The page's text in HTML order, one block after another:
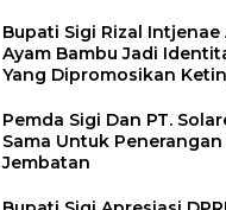
Bupati Sigi Rizal
Ayam Bambu Jadi
Yang Dipromosikan
Pemda Sigi Dan PT.
Sama Untuk Penerangan
Jembatan